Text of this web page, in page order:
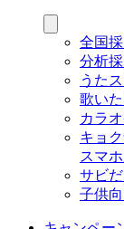
全国
分析
うた
歌い
カラ
キョ
スマ
サビ
子供